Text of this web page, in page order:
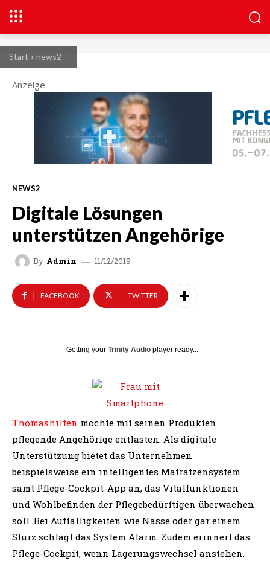
Start news2
Anzeige
NEWS2
Digitale Lösungen
unterstützen Angehörige
By Admin 11/12/2019
FACEBOOK TWITTER
Getting your Trinity Audio player ready...
Thomashilfen möchte mit seinen Produkten
pflegende Angehörige entlasten. Als digitale
Unterstützung bietet das Unternehmen
beispielsweise ein intelligentes Matratzensystem
samt Pflege-Cockpit-App an, das Vitalfunktionen
und Wohlbefinden der Pflegebedürftigen überwachen
soll. Bei Auffälligkeiten wie Nässe oder gar einem
Sturz schlägt das System Alarm. Zudem erinnert das
Pflege-Cockpit, wenn Lagerungswechsel anstehen.